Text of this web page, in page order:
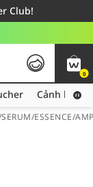
Club!
249,000Đ
Hồ Chí Minh
0
Cảnh báo
SERUM/ESSENCE/